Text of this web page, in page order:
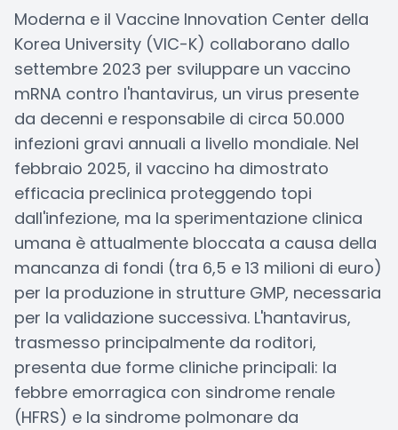
Moderna e il Vaccine Innovation Center della
Korea University (VIC-K) collaborano dallo
settembre 2023 per sviluppare un vaccino
mRNA contro l'hantavirus, un virus presente
da decenni e responsabile di circa 50.000
infezioni gravi annuali a livello mondiale. Nel
febbraio 2025, il vaccino ha dimostrato
efficacia preclinica proteggendo topi
dall'infezione, ma la sperimentazione clinica
umana è attualmente bloccata a causa della
mancanza di fondi (tra 6,5 e 13 milioni di euro)
per la produzione in strutture GMP, necessaria
per la validazione successiva. L'hantavirus,
trasmesso principalmente da roditori,
presenta due forme cliniche principali: la
febbre emorragica con sindrome renale
(HFRS) e la sindrome polmonare da